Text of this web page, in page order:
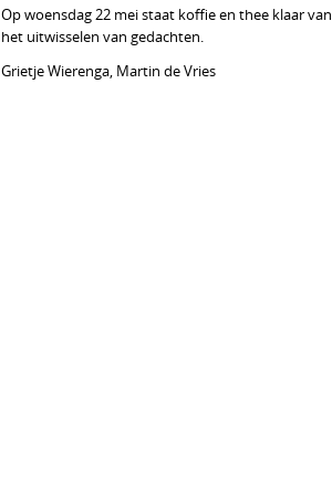
Op woensdag 22 mei staat koffie en thee klaar
het uitwisselen van gedachten.
Grietje Wierenga, Martin de Vries